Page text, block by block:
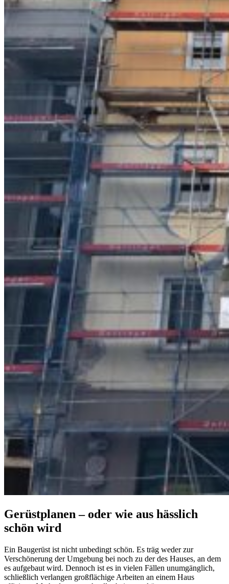
Gerüstplanen – oder wie aus hässlich
schön wird
Ein Baugerüst ist nicht unbedingt schön. Es träg weder zur
Verschönerung der Umgebung bei noch zu der des Hauses, an dem
es aufgebaut wird. Dennoch ist es in vielen Fällen unumgänglich,
schließlich verlangen großflächige Arbeiten an einem Haus